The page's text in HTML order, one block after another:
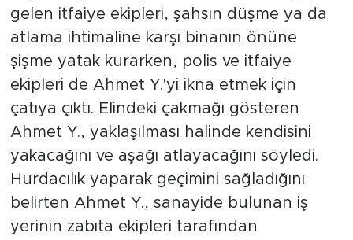
gelen itfaiye ekipleri, şahsın düşme ya da
atlama ihtimaline karşı binanın önüne
şişme yatak kurarken, polis ve itfaiye
ekipleri de Ahmet Y.'yi ikna etmek için
çatıya çıktı. Elindeki çakmağı gösteren
Ahmet Y., yaklaşılması halinde kendisini
yakacağını ve aşağı atlayacağını söyledi.
Hurdacılık yaparak geçimini sağladığını
belirten Ahmet Y., sanayide bulunan iş
yerinin zabıta ekipleri tarafından